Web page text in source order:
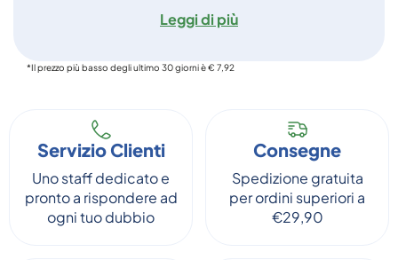
Leggi di più
*Il prezzo più basso degli ultimo 30 giorni è € 7,92
Servizio Clienti
Uno staff dedicato e
pronto a rispondere ad
ogni tuo dubbio
Consegne
Spedizione gratuita
per ordini superiori a
€29,90